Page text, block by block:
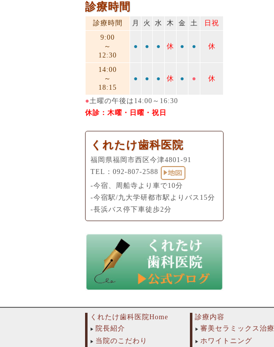
診療時間
診療時間 月 火 水 木 金 土
日祝
9:00
～
12:30
● ● ● 休 ● ● 休
14:00
～
18:15
● ● ● 休 ● ● 休
●土曜の午後は14:00～16:30
休診：木曜・日曜・祝日
くれたけ歯科医院
福岡県福岡市西区今津4801-91
TEL： 092-807-2588
-今宿、周船寺より車で10分
-今宿駅/九大学研都市駅よりバス15分
-長浜バス停下車徒歩2分
くれたけ歯科医院Home
院長紹介
当院のこだわり
診療内容
審美セラミックス治療
ホワイトニング